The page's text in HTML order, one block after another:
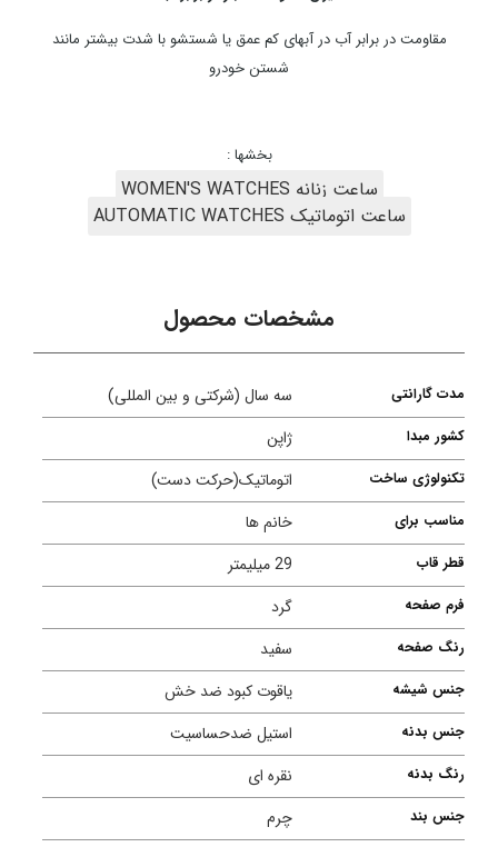
مقاومت در برابر آب در آبهای کم عمق یا شستشو با شدت بیشتر مانند
شستن خودرو
بخشها :
ساعت زنانه WOMEN'S WATCHES
ساعت اتوماتیک AUTOMATIC WATCHES
مشخصات محصول
مدت گارانتی سه سال (شرکتی و بین المللی)
کشور مبدا ژاپن
تکنولوژی ساخت اتوماتیک(حرکت دست)
مناسب برای خانم ها
قطر قاب 29 میلیمتر
فرم صفحه گرد
رنگ صفحه سفید
جنس شیشه یاقوت کبود ضد خش
جنس بدنه استیل ضدحساسیت
رنگ بدنه نقره ای
جنس بند چرم